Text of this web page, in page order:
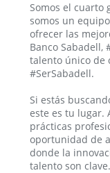
Somos el cuarto
somos un
ofrecer las
Banco Sabadell,
talento único de
#SerSabadell.
Si estás
este es tu lugar.
prácticas
oportunidad de
donde la
talento son clave.